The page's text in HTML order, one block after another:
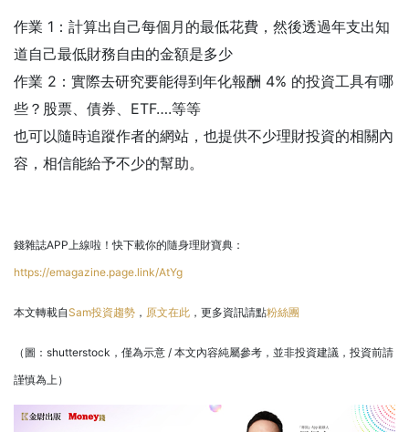
作業 1：計算出自己每個月的最低花費，然後透過年支出知
道自己最低財務自由的金額是多少
作業 2：實際去研究要能得到年化報酬 4% 的投資工具有哪
些？股票、債券、ETF….等等
也可以隨時追蹤作者的網站，也提供不少理財投資的相關內
容，相信能給予不少的幫助。
錢雜誌APP上線啦！快下載你的隨身理財寶典：
https://emagazine.page.link/AtYg
本文轉載自 Sam投資趨勢 ， 原文在此 ，更多資訊請點粉絲團
（圖：shutterstock，僅為示意 / 本文內容純屬參考，並非投資建議，投資前請
謹慎為上）